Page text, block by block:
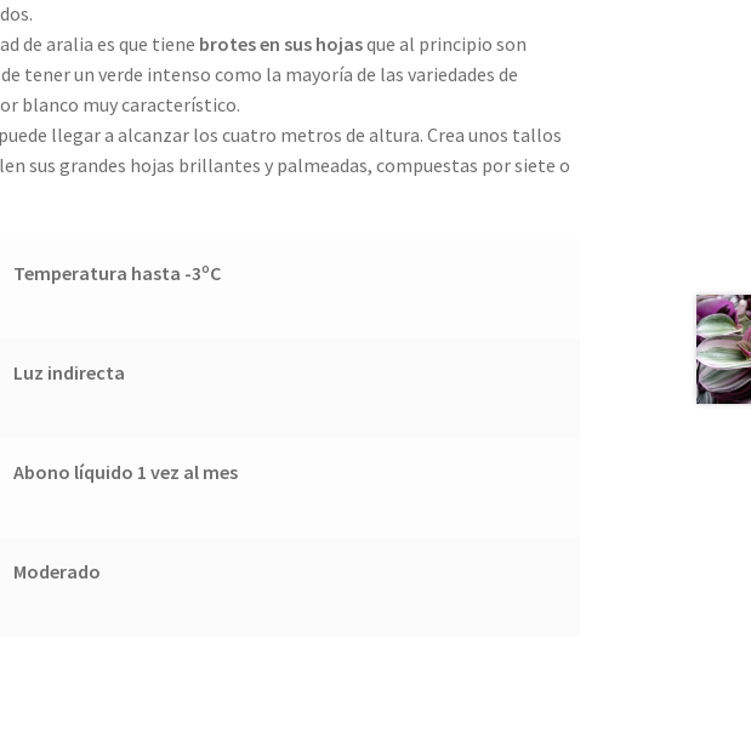
de aralia es que tiene brotes en sus hojasque al principio son
tener un verde intenso como la mayoría de las variedades de
blanco muy característico.
llegar a alcanzar los cuatro metros de altura. Crea unos tallos
sus grandes hojas brillantes y palmeadas, compuestas por siete o
Temperatura hasta -3ºC
Luz indirecta
Abono líquido 1 vez al mes
Moderado